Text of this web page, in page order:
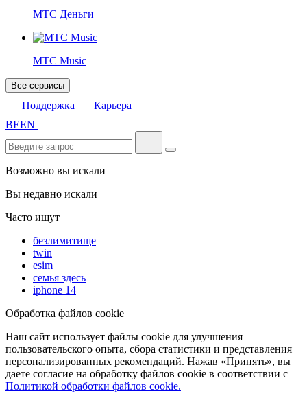
МТС Деньги
МТС Music
Все сервисы
Поддержка
Карьера
BEEN
Возможно вы искали
Вы недавно искали
Часто ищут
безлимитище
twin
esim
семья здесь
iphone 14
Обработка файлов cookie
Наш сайт использует файлы cookie для улучшения
пользовательского опыта, сбора статистики и представления
персонализированных рекомендаций. Нажав «Принять», вы
даете согласие на обработку файлов cookie в соответствии с
Политикой обработки файлов cookie.